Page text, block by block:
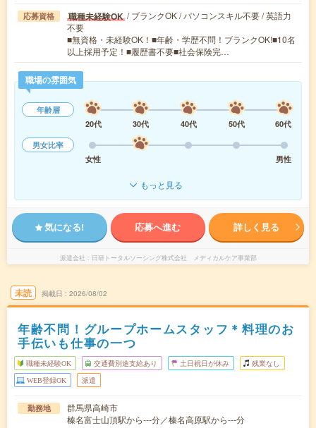
応募資格 職種未経験OK / ブランクOK / パソコンスキル不要 / 英語力
不要
■無資格・未経験OK！■年齢・学歴不問！ブランクOK!■10名
以上採用予定！■履歴書不要■社会保険完…
職場の雰囲気
年齢層
20代
30代 40代 50代
60代
男女比率
女性
男性
もっと見る
気になる! 応募へ進む 詳しく見る
派遣会社 日研トータルソーシング株式会社 メディカルケア事業部
未読 掲載日 2026/08/02
年齢不問！グループホームスタッフ＊料理のお
手伝いも仕事の一つ
職種未経験OK 交通費別途支給あり 土日祝日が休み 残業なし
WEB登録OK 派遣
勤務地
群馬県高崎市
榛名富士山頂駅から---分／榛名高原駅から---分